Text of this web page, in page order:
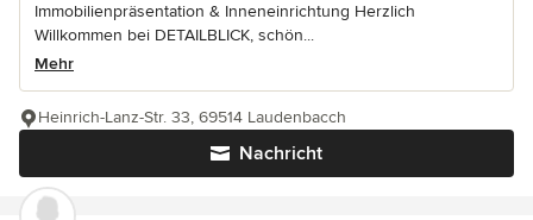
Immobilienpräsentation & Inneneinrichtung Herzlich
Willkommen bei DETAILBLICK, schön...
Mehr
Nachricht
Heinrich-Lanz-Str. 33, 69514 Laudenbacch